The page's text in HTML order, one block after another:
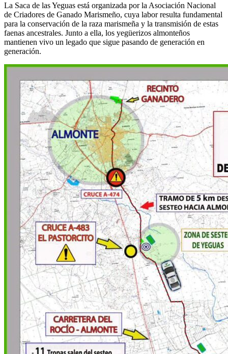
La Saca de las Yeguas está organizada por la Asociación Nacional
de Criadores de Ganado Marismeño, cuya labor resulta fundamental
para la conservación de la raza marismeña y la transmisión de estas
faenas ancestrales. Junto a ella, los yegüerizos almonteños
mantienen vivo un legado que sigue pasando de generación en
generación.